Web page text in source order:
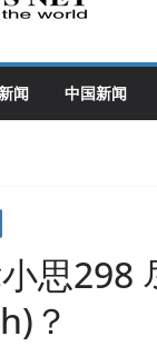
闻 中国新闻
思298
？